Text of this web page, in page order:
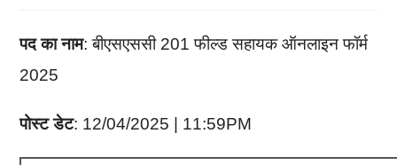
पद का नाम: बीएसएससी 201 फील्ड सहायक ऑनलाइन फॉर्म
2025
पोस्ट डेट: 12/04/2025 | 11:59PM